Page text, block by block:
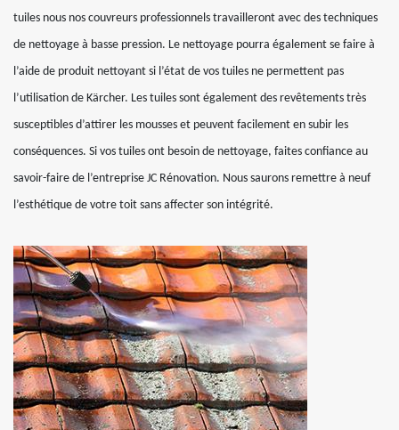
tuiles nous nos couvreurs professionnels travailleront avec des techniques
de nettoyage à basse pression. Le nettoyage pourra également se faire à
l’aide de produit nettoyant si l’état de vos tuiles ne permettent pas
l’utilisation de Kärcher. Les tuiles sont également des revêtements très
susceptibles d’attirer les mousses et peuvent facilement en subir les
conséquences. Si vos tuiles ont besoin de nettoyage, faites confiance au
savoir-faire de l’entreprise JC Rénovation. Nous saurons remettre à neuf
l’esthétique de votre toit sans affecter son intégrité.